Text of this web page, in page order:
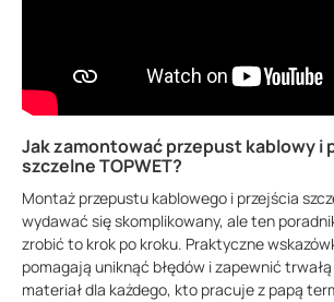
Jak zamontować przepust kablowy i
szczelne TOPWET?
Montaż przepustu kablowego i przejścia
wydawać się skomplikowany, ale ten
zrobić to krok po kroku. Praktyczne
pomagają uniknąć błędów i zapewnić
materiał dla każdego, kto pracuje z papą